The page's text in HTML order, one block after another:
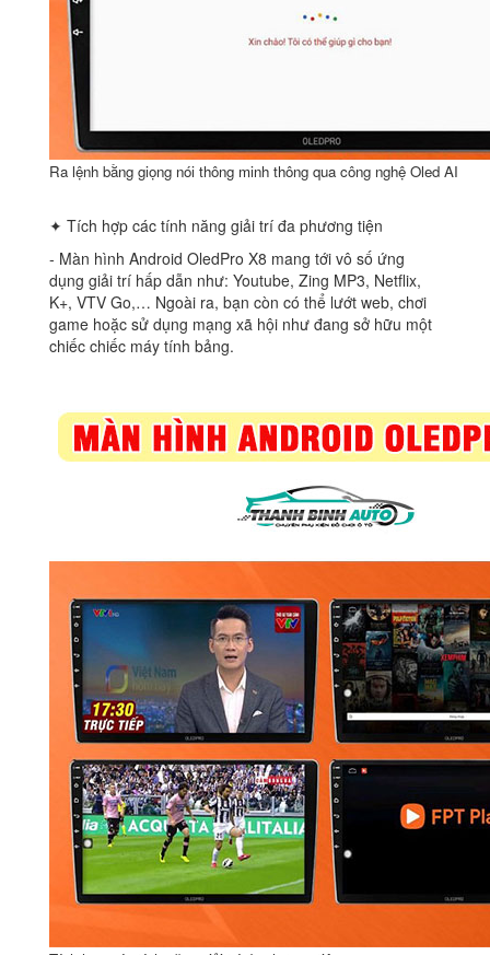
Ra lệnh bằng giọng nói thông minh thông qua công nghệ Oled AI
✦ Tích hợp các tính năng giải trí đa phương tiện
‐ Màn hình Android OledPro X8 mang tới vô số ứng
dụng giải trí hấp dẫn như: Youtube, Zing MP3, Netflix,
K+, VTV Go,… Ngoài ra, bạn còn có thể lướt web, chơi
game hoặc sử dụng mạng xã hội như đang sở hữu một
chiếc chiếc máy tính bảng.